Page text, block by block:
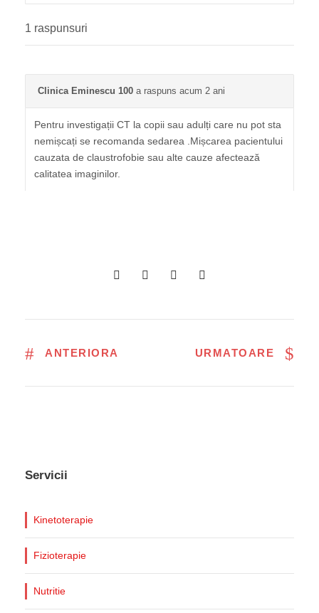
1 raspunsuri
Clinica Eminescu 100 a raspuns acum 2 ani
Pentru investigații CT la copii sau adulți care nu pot sta
nemișcați se recomanda sedarea .Mișcarea pacientului
cauzata de claustrofobie sau alte cauze afectează
calitatea imaginilor.
ANTERIORA URMATOARE
Servicii
Kinetoterapie
Fizioterapie
Nutritie